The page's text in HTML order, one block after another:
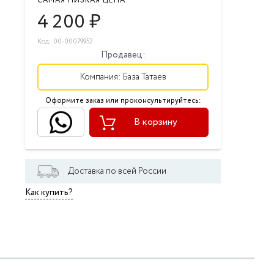
4 200₽
Код: 00-00079952
Продавец:
Компания: База Татаев
Оформите заказ или проконсультируйтесь:
В корзину
Доставка по всей России
Как купить?